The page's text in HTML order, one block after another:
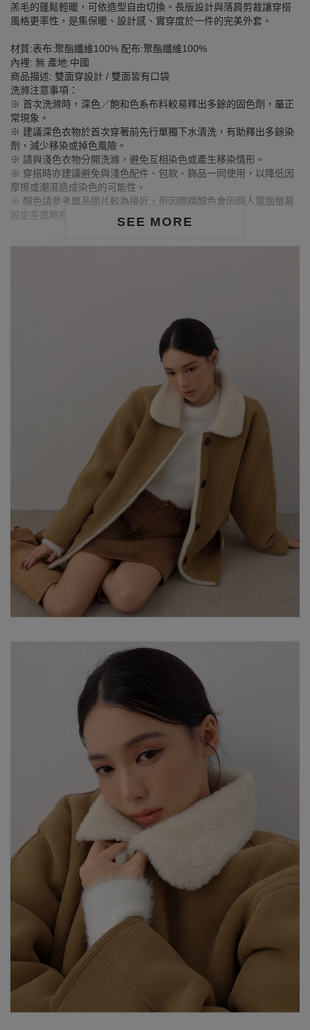
SEE MORE
羔毛的蓬鬆輕暖，可依造型自由切換。長版設計與落肩剪裁讓穿搭
風格更率性，是集保暖、設計感、實穿度於一件的完美外套。
材質:表布:聚酯纖維100% 配布:聚酯纖維100%
內裡: 無 產地:中國
商品描述: 雙面穿設計 / 雙面皆有口袋
洗滌注意事項：
※ 首次洗滌時，深色／飽和色系布料較易釋出多餘的固色劑，屬正
常現象。
※ 建議深色衣物於首次穿著前先行單獨下水清洗，有助釋出多餘染
劑，減少移染或掉色風險。
※ 請與淺色衣物分開洗滌，避免互相染色或產生移染情形。
※ 穿搭時亦建議避免與淺色配件、包款、飾品一同使用，以降低因
摩擦或潮濕造成染色的可能性。
※ 顏色請參考單品圖片較為接近，但因圖檔顏色會因個人電腦螢幕
設定差異略有不同，請以實際商品顏色為準。